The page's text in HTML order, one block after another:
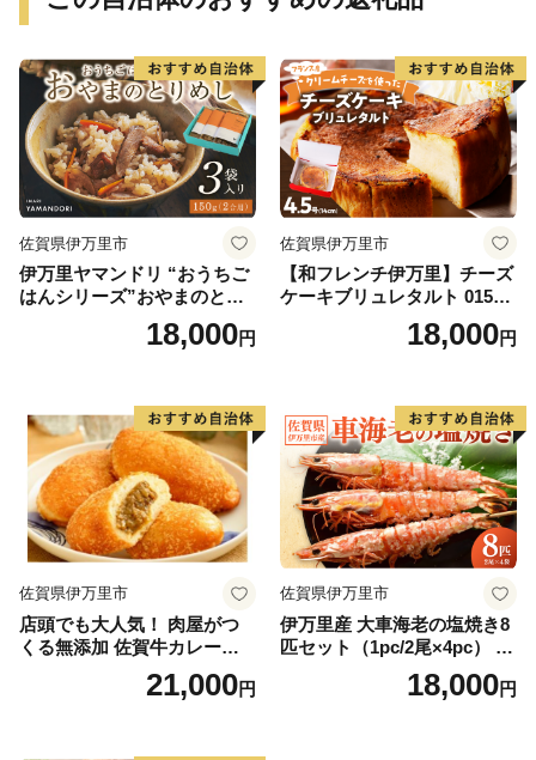
佐賀県伊万里市
伊万里ヤマンドリ “おうちご
はんシリーズ”おやまのとり
18,000円
佐賀県伊万里市
【和フレンチ伊万里】チーズ
ケーキブリュレタルト 015-F
18,000円
佐賀県伊万里市
店頭でも大人気！ 肉屋がつ
くる無添加 佐賀牛カレーパ
ン 10個 数量限定 155-J696
21,000円
佐賀県伊万里市
伊万里産 大車海老の塩焼き8
匹セット（1pc/2尾×4pc） 01
18,000円